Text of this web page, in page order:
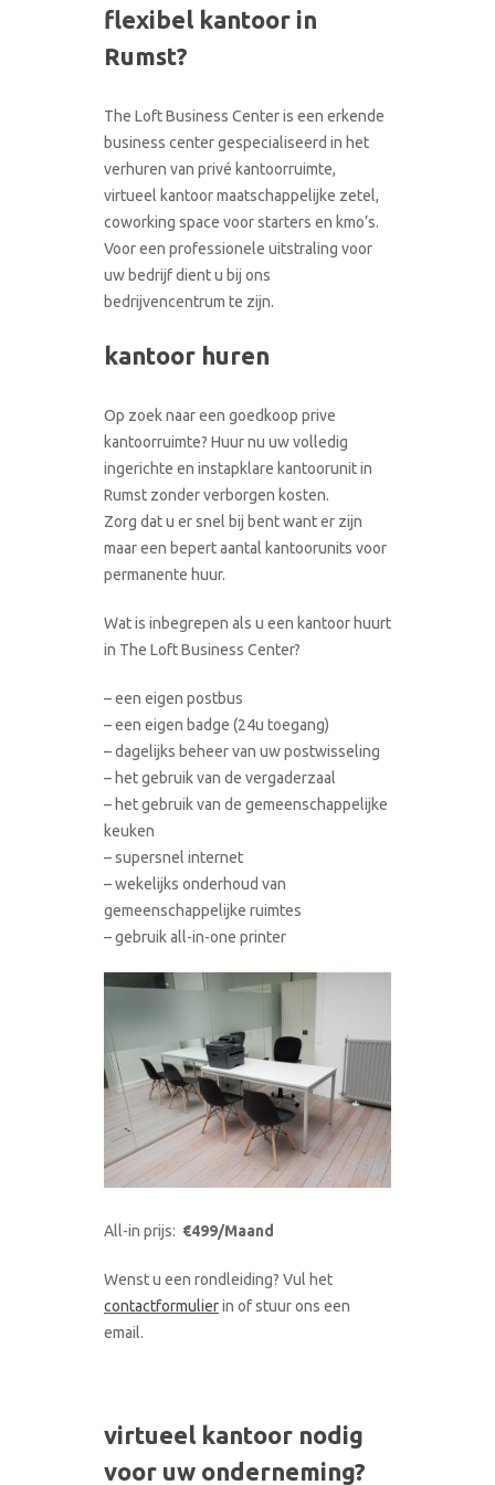
CONTACT
flexibel kantoor in
Rumst?
The Loft Business Center is een erkende
business center gespecialiseerd in het
verhuren van privé kantoorruimte,
virtueel kantoor maatschappelijke zetel,
coworking space voor starters en kmo’s.
Voor een professionele uitstraling voor
uw bedrijf dient u bij ons
bedrijvencentrum te zijn.
kantoor huren
Op zoek naar een goedkoop prive
kantoorruimte? Huur nu uw volledig
ingerichte en instapklare kantoorunit in
Rumst zonder verborgen kosten.
Zorg dat u er snel bij bent want er zijn
maar een bepert aantal kantoorunits voor
permanente huur.
Wat is inbegrepen als u een kantoor huurt
in The Loft Business Center?
– een eigen postbus
– een eigen badge (24u toegang)
– dagelijks beheer van uw postwisseling
– het gebruik van de vergaderzaal
– het gebruik van de gemeenschappelijke
keuken
– supersnel internet
– wekelijks onderhoud van
gemeenschappelijke ruimtes
– gebruik all-in-one printer
All-in prijs: €499/Maand
Wenst u een rondleiding? Vul het
contactformulierin of stuur ons een
email.
virtueel kantoor nodig
voor uw onderneming?